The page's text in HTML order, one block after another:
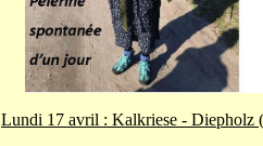
Lundi 17 avril : Kalkriese - Diepholz